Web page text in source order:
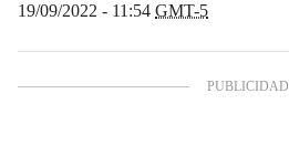
19/09/2022 - 11:54 GMT-5